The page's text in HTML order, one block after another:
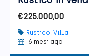
€225.000,00
Rustico, Villa
6 mesi ago